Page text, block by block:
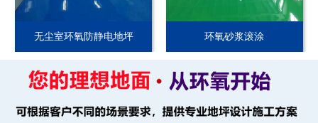
无尘室环氧防静电地坪 环氧砂浆滚涂